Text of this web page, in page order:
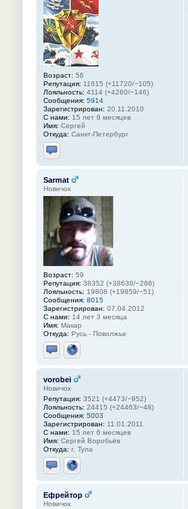
Возраст: 56
Репутация: 11615 (+11720/−105)
Лояльность: 4114 (+4260/−146)
Сообщения: 5914
Зарегистрирован: 20.11.2010
С нами: 15 лет 8 месяцев
Имя: Сергей
Откуда: Санкт-Петербург
Отправить личное сообщение
Sarmat
Новичок
Возраст: 59
Репутация: 38352 (+38638/−286)
Лояльность: 19808 (+19859/−51)
Сообщения: 8015
Зарегистрирован: 07.04.2012
С нами: 14 лет 3 месяца
Имя: Макар
Откуда: Русь - Поволжье
Отправить личное сообщение
Сайт
vorobei
Новичок
Репутация: 3521 (+4473/−952)
Лояльность: 24415 (+24463/−48)
Сообщения: 5003
Зарегистрирован: 11.01.2011
С нами: 15 лет 6 месяцев
Имя: Сергей Воробьёв
Откуда: г. Тула
Отправить личное сообщение
Сайт
Ефрейтор
Новичок